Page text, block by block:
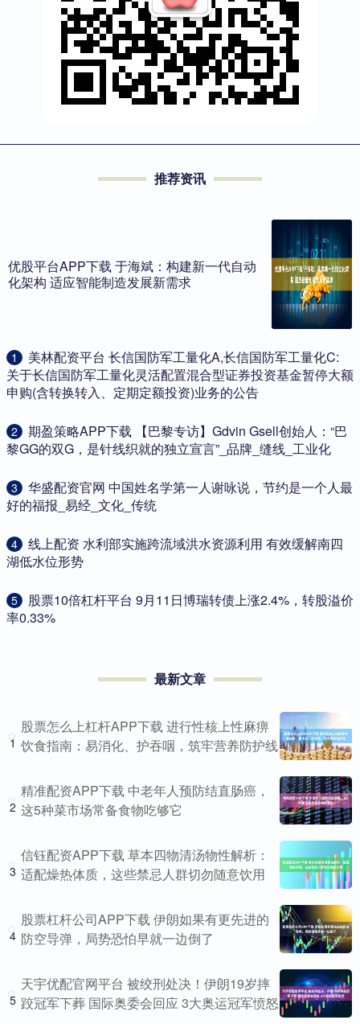
推荐资讯
优股平台APP下载 于海斌：构建新一代自动
化架构 适应智能制造发展新需求
1
​美林配资平台 长信国防军工量化A,长信国防军工量化C:
关于长信国防军工量化灵活配置混合型证券投资基金暂停大额
申购(含转换转入、定期定额投资)业务的公告
2
​期盈策略APP下载 【巴黎专访】Gdvin Gsell创始人：“巴
黎GG的双G，是针线织就的独立宣言”_品牌_缝线_工业化
3
​华盛配资官网 中国姓名学第一人谢咏说，节约是一个人最
好的福报_易经_文化_传统
4
​线上配资 水利部实施跨流域洪水资源利用 有效缓解南四
湖低水位形势
5
​股票10倍杠杆平台 9月11日博瑞转债上涨2.4%，转股溢价
率0.33%
最新文章
1
股票怎么上杠杆APP下载 进行性核上性麻痹
饮食指南：易消化、护吞咽，筑牢营养防护线
2
精准配资APP下载 中老年人预防结直肠癌，
这5种菜市场常备食物吃够它
3
信钰配资APP下载 草本四物清汤物性解析：
适配燥热体质，这些禁忌人群切勿随意饮用
4
股票杠杆公司APP下载 伊朗如果有更先进的
防空导弹，局势恐怕早就一边倒了
5
天宇优配官网平台 被绞刑处决！伊朗19岁摔
跤冠军下葬 国际奥委会回应 3大奥运冠军愤怒